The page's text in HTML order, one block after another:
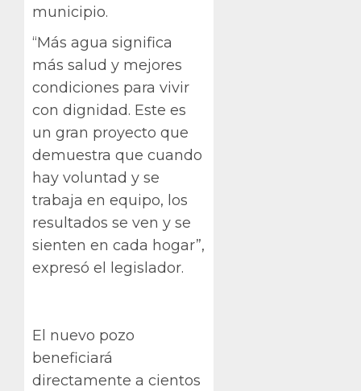
municipio.
“Más agua significa
más salud y mejores
condiciones para vivir
con dignidad. Este es
un gran proyecto que
demuestra que cuando
hay voluntad y se
trabaja en equipo, los
resultados se ven y se
sienten en cada hogar”,
expresó el legislador.
El nuevo pozo
beneficiará
directamente a cientos